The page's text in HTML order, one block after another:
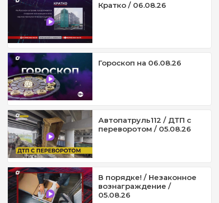
Кратко / 06.08.26
Гороскоп на 06.08.26
Автопатруль112 / ДТП с
переворотом / 05.08.26
В порядке! / Незаконное
вознаграждение /
05.08.26